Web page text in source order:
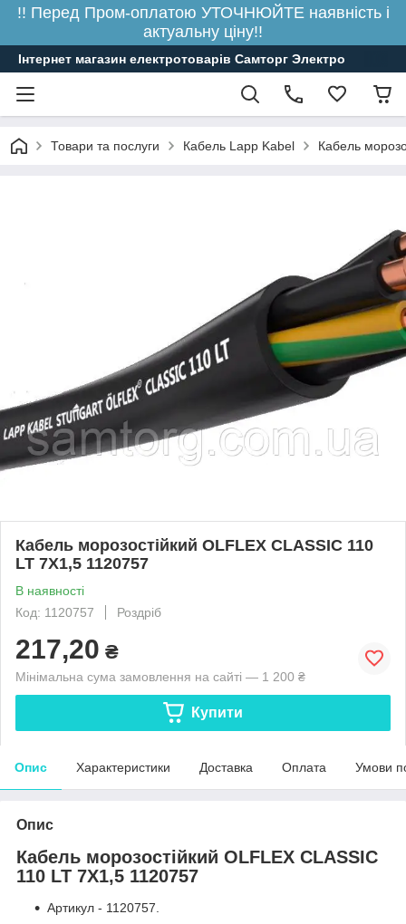
!! Перед Пром-оплатою УТОЧНЮЙТЕ наявність і
актуальну ціну!!
Інтернет магазин електротоварів Самторг Электро
Товари та послуги Кабель Lapp Kabel Кабель
Кабель морозостійкий OLFLEX CLASSIC 110
LT 7X1,5 1120757
В наявності
Код: 1120757
Роздріб
217,20 ₴
Мінімальна сума замовлення на сайті — 1 200 ₴
Купити
Опис Характеристики Доставка Оплата Умови
Опис
Кабель морозостійкий OLFLEX CLASSIC
110 LT 7X1,5 1120757
Артикул - 1120757.